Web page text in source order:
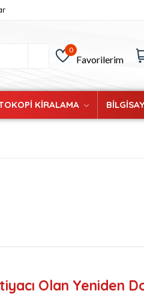
0
Favorilerim
KİRALAMA
Olan Yeniden